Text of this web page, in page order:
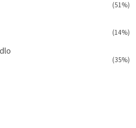
(51%)
(14%)
(35%)